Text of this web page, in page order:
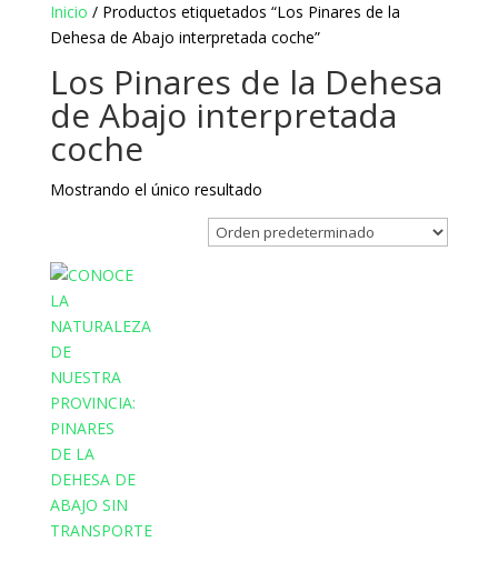
Inicio / Productos etiquetados “Los Pinares de la
Dehesa de Abajo interpretada coche”
Los Pinares de la Dehesa
de Abajo interpretada
coche
Mostrando el único resultado